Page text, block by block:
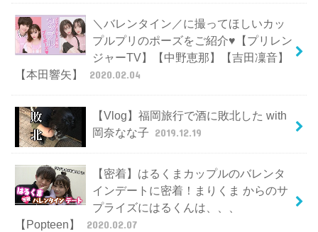
＼バレンタイン／に撮ってほしいカッ
プルプリのポーズをご紹介♥【プリレン
ジャーTV】【中野恵那】【吉田凜音】
【本田響矢】
2020.02.04
【Vlog】福岡旅行で酒に敗北した with
岡奈なな子 2019.12.19
【密着】はるくまカップルのバレンタ
インデートに密着！まりくま からのサ
プライズにはるくんは、、、
【Popteen】
2020.02.07